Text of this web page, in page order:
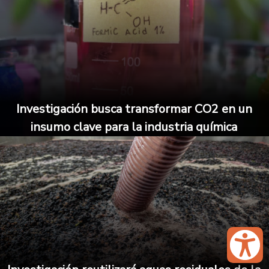
Investigación busca transformar CO2 en un
insumo clave para la industria química